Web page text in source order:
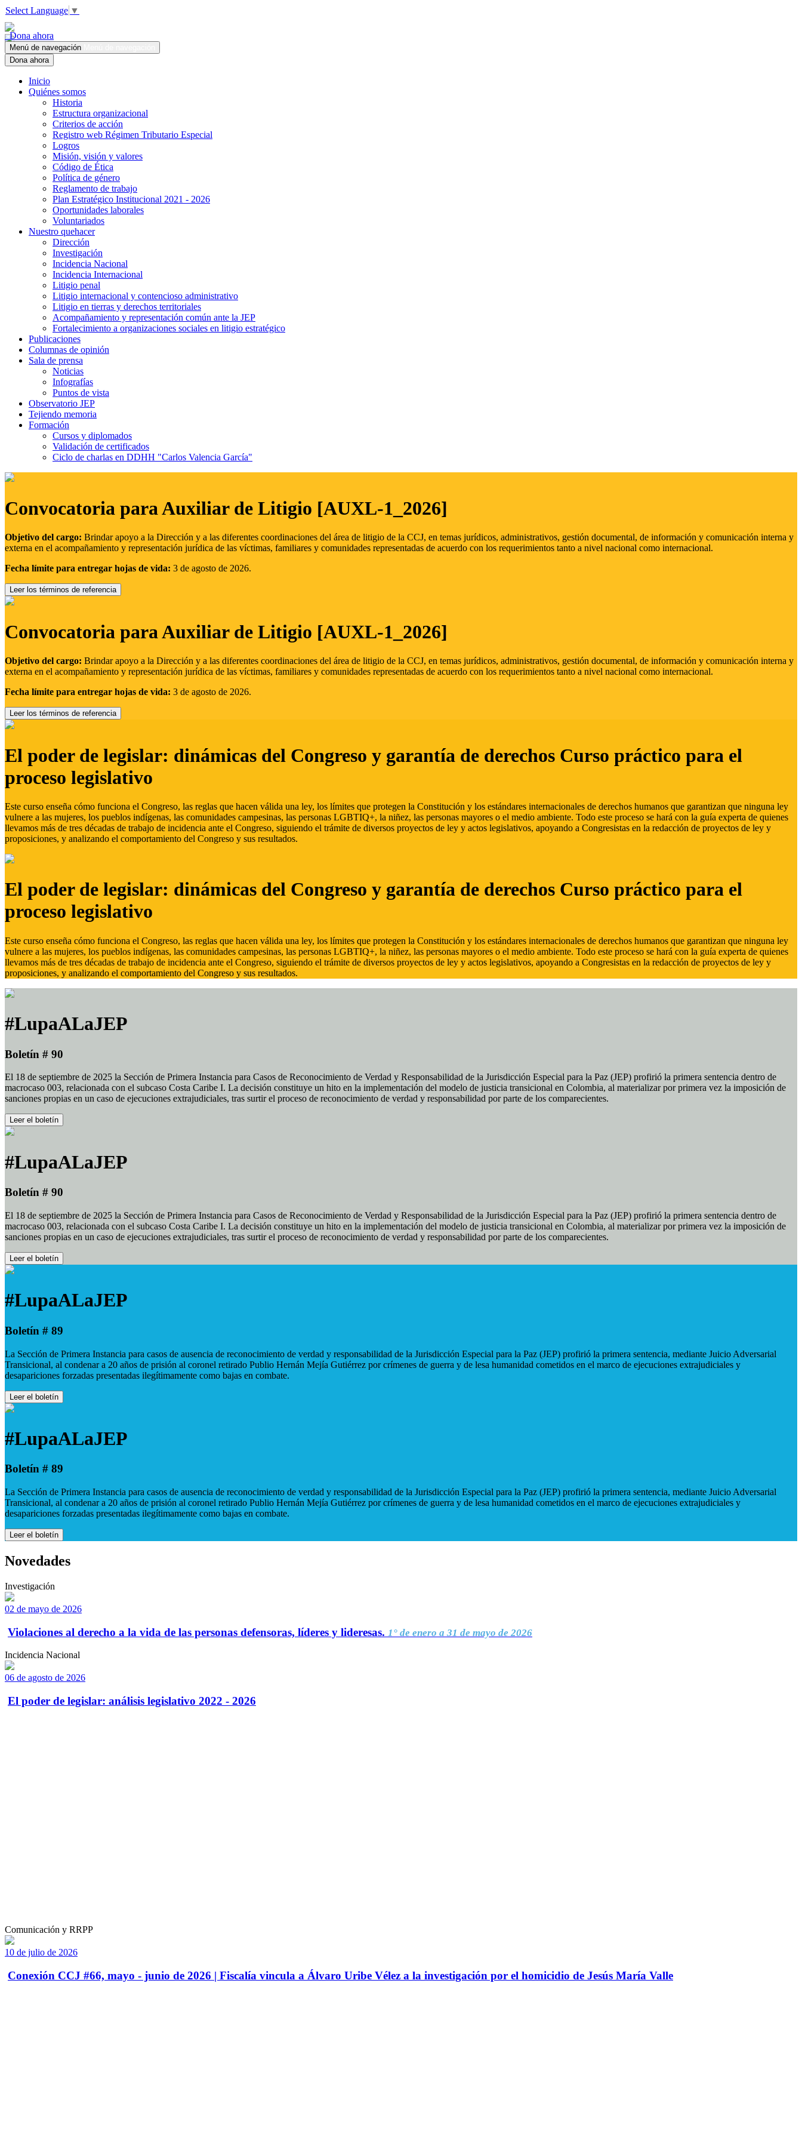
Select Language ▼
Dona ahora
Menú de navegación
Dona ahora
Inicio
Quiénes somos
Historia
Estructura organizacional
Criterios de acción
Registro web Régimen Tributario Especial
Logros
Misión, visión y valores
Código de Ética
Política de género
Reglamento de trabajo
Plan Estratégico Institucional 2021 - 2026
Oportunidades laborales
Voluntariados
Nuestro quehacer
Dirección
Investigación
Incidencia Nacional
Incidencia Internacional
Litigio penal
Litigio internacional y contencioso administrativo
Litigio en tierras y derechos territoriales
Acompañamiento y representación común ante la JEP
Fortalecimiento a organizaciones sociales en litigio estratégico
Publicaciones
Columnas de opinión
Sala de prensa
Noticias
Infografías
Puntos de vista
Observatorio JEP
Tejiendo memoria
Formación
Cursos y diplomados
Validación de certificados
Ciclo de charlas en DDHH "Carlos Valencia García"
Convocatoria para Auxiliar de Litigio [AUXL-1_2026]
Objetivo del cargo: Brindar apoyo a la Dirección y a las diferentes coordinaciones del área de litigio de la CCJ, en temas jurídicos, administrativos, gestión documental, de información y comunicación interna y
externa en el acompañamiento y representación jurídica de las víctimas, familiares y comunidades representadas de acuerdo con los requerimientos tanto a nivel nacional como internacional.
Fecha límite para entregar hojas de vida: 3 de agosto de 2026.
Leer los términos de referencia
Convocatoria para Auxiliar de Litigio [AUXL-1_2026]
Objetivo del cargo: Brindar apoyo a la Dirección y a las diferentes coordinaciones del área de litigio de la CCJ, en temas jurídicos, administrativos, gestión documental, de información y comunicación interna y
externa en el acompañamiento y representación jurídica de las víctimas, familiares y comunidades representadas de acuerdo con los requerimientos tanto a nivel nacional como internacional.
Fecha límite para entregar hojas de vida: 3 de agosto de 2026.
Leer los términos de referencia
El poder de legislar: dinámicas del Congreso y garantía de derechos Curso práctico para el
proceso legislativo
Este curso enseña cómo funciona el Congreso, las reglas que hacen válida una ley, los límites que protegen la Constitución y los estándares internacionales de derechos humanos que garantizan que ninguna ley
vulnere a las mujeres, los pueblos indígenas, las comunidades campesinas, las personas LGBTIQ+, la niñez, las personas mayores o el medio ambiente. Todo este proceso se hará con la guía experta de quienes
llevamos más de tres décadas de trabajo de incidencia ante el Congreso, siguiendo el trámite de diversos proyectos de ley y actos legislativos, apoyando a Congresistas en la redacción de proyectos de ley y
proposiciones, y analizando el comportamiento del Congreso y sus resultados.
El poder de legislar: dinámicas del Congreso y garantía de derechos Curso práctico para el
proceso legislativo
Este curso enseña cómo funciona el Congreso, las reglas que hacen válida una ley, los límites que protegen la Constitución y los estándares internacionales de derechos humanos que garantizan que ninguna ley
vulnere a las mujeres, los pueblos indígenas, las comunidades campesinas, las personas LGBTIQ+, la niñez, las personas mayores o el medio ambiente. Todo este proceso se hará con la guía experta de quienes
llevamos más de tres décadas de trabajo de incidencia ante el Congreso, siguiendo el trámite de diversos proyectos de ley y actos legislativos, apoyando a Congresistas en la redacción de proyectos de ley y
proposiciones, y analizando el comportamiento del Congreso y sus resultados.
#LupaALaJEP
Boletín # 90
El 18 de septiembre de 2025 la Sección de Primera Instancia para Casos de Reconocimiento de Verdad y Responsabilidad de la Jurisdicción Especial para la Paz (JEP) profirió la primera sentencia dentro de
macrocaso 003, relacionada con el subcaso Costa Caribe I. La decisión constituye un hito en la implementación del modelo de justicia transicional en Colombia, al materializar por primera vez la imposición de
sanciones propias en un caso de ejecuciones extrajudiciales, tras surtir el proceso de reconocimiento de verdad y responsabilidad por parte de los comparecientes.
Leer el boletín
#LupaALaJEP
Boletín # 90
El 18 de septiembre de 2025 la Sección de Primera Instancia para Casos de Reconocimiento de Verdad y Responsabilidad de la Jurisdicción Especial para la Paz (JEP) profirió la primera sentencia dentro de
macrocaso 003, relacionada con el subcaso Costa Caribe I. La decisión constituye un hito en la implementación del modelo de justicia transicional en Colombia, al materializar por primera vez la imposición de
sanciones propias en un caso de ejecuciones extrajudiciales, tras surtir el proceso de reconocimiento de verdad y responsabilidad por parte de los comparecientes.
Leer el boletín
#LupaALaJEP
Boletín # 89
La Sección de Primera Instancia para casos de ausencia de reconocimiento de verdad y responsabilidad de la Jurisdicción Especial para la Paz (JEP) profirió la primera sentencia, mediante Juicio Adversarial
Transicional, al condenar a 20 años de prisión al coronel retirado Publio Hernán Mejía Gutiérrez por crímenes de guerra y de lesa humanidad cometidos en el marco de ejecuciones extrajudiciales y
desapariciones forzadas presentadas ilegítimamente como bajas en combate.
Leer el boletín
#LupaALaJEP
Boletín # 89
La Sección de Primera Instancia para casos de ausencia de reconocimiento de verdad y responsabilidad de la Jurisdicción Especial para la Paz (JEP) profirió la primera sentencia, mediante Juicio Adversarial
Transicional, al condenar a 20 años de prisión al coronel retirado Publio Hernán Mejía Gutiérrez por crímenes de guerra y de lesa humanidad cometidos en el marco de ejecuciones extrajudiciales y
desapariciones forzadas presentadas ilegítimamente como bajas en combate.
Leer el boletín
Novedades
Investigación
02 de mayo de 2026
Violaciones al derecho a la vida de las personas defensoras, líderes y lideresas. 1° de enero a 31 de mayo de 2026
Incidencia Nacional
06 de agosto de 2026
El poder de legislar: análisis legislativo 2022 - 2026
Comunicación y RRPP
10 de julio de 2026
Conexión CCJ #66, mayo - junio de 2026 | Fiscalía vincula a Álvaro Uribe Vélez a la investigación por el homicidio de Jesús María Valle